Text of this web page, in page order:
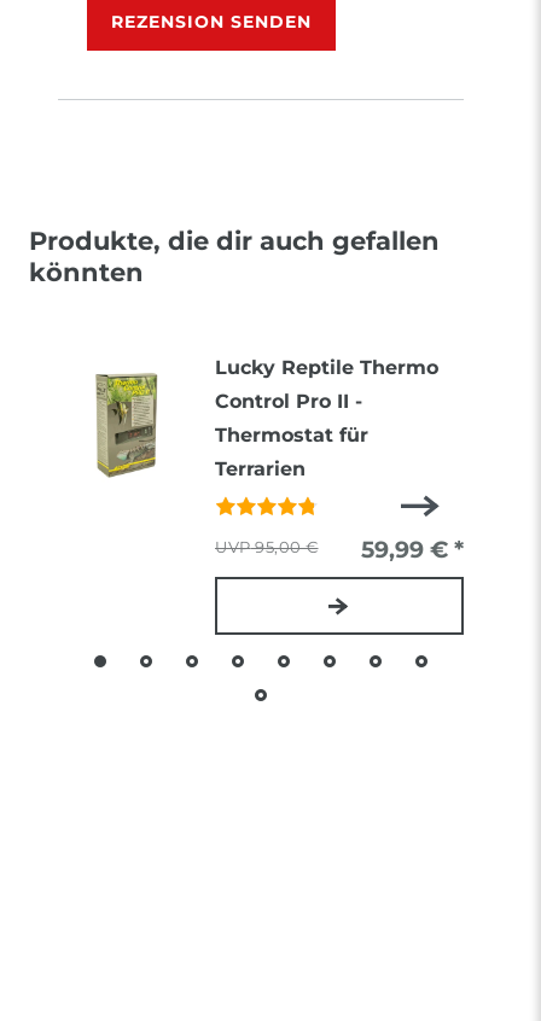
REZENSION SENDEN
Produkte, die dir auch gefallen
könnten
Lucky Reptile Thermo
Control Pro II -
Thermostat für
Terrarien
95,00 € 59,99 € *